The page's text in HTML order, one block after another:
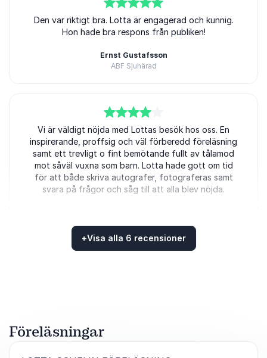
av 5
Den var riktigt bra. Lotta är engagerad och kunnig.
Hon hade bra respons från publiken!
Ernst Gustafsson
ABF Sjuhärad
av5
Vi är väldigt nöjda med Lottas besök hos oss. En
inspirerande, proffsig och väl förberedd föreläsning
samt ett trevligt o fint bemötande fullt av tålamod
mot såväl vuxna som barn. Lotta hade gott om tid
för att både skriva autografer, fotograferas samt
svara på frågor och såg till att alla blev nöjda.
att hon hade anpassat sitt upplägg utifrån våra
+Visa alla 6 recensioner
Föreläsningar